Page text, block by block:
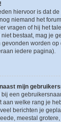
hiervoor is dat
niemand het
vragen of hij het
bestaat, mag je
worden
iedere pagina).
mijn
een
aan welke rang je
berichten je
meestal